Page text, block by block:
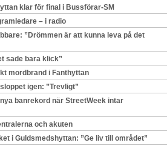
klar för final i Bussförar-SM
– i radio
”Drömmen är att kunna leva på det
sade bara klick”
mordbrand i Fanthyttan
igen: ”Trevligt”
banrekord när StreetWeek intar
och akuten
i Guldsmedshyttan: ”Ge liv till området”